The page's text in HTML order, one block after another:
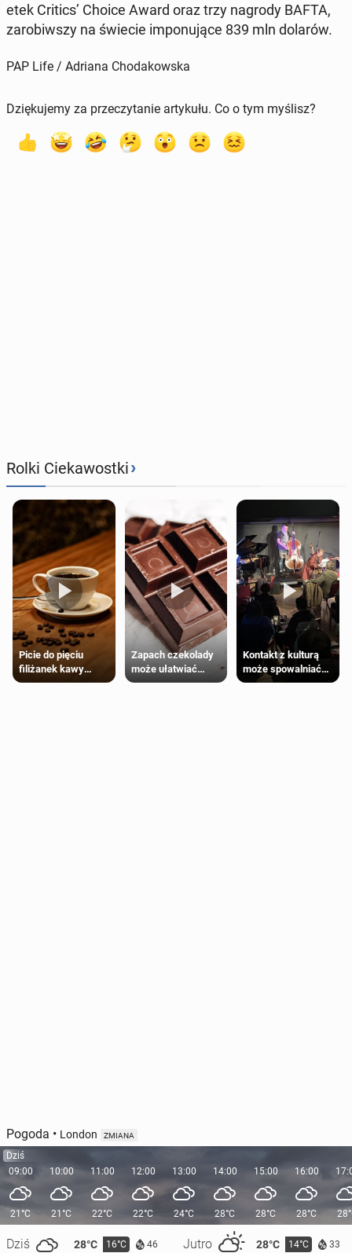
etek Critics’ Choice Award oraz trzy nagrody BAFTA,
za­ro­biw­szy na świecie im­po­nu­ją­ce 839 mln dolarów.
PAP Life / Adriana Chodakowska
Dziękujemy za przeczytanie artykułu. Co o tym myślisz?
Rolki Ciekawostki›
Picie do pięciu
filiżanek kawy
dziennie jest
Zapach czekolady
może ułatwiać
trening siłowy
Kontakt z kulturą
może spowalniać
starzenie
Pogoda • London ZMIANA
Dziś
09:00
21°C
Dziś 28°C 16°C 46 Jutro 28°C 14°C 33
10:00
21°C
11:00
22°C
12:00
22°C
13:00
24°C
14:00
28°C
15:00
28°C
16:00
28°C